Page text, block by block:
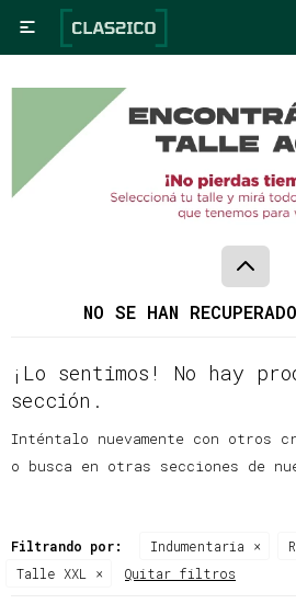

NO SE HAN
¡Lo sentimos! No hay
sección.
Inténtalo nuevamente con
o busca en otras secciones de
Filtrando por: Indumentaria
Talle XXL
Quitar filtros